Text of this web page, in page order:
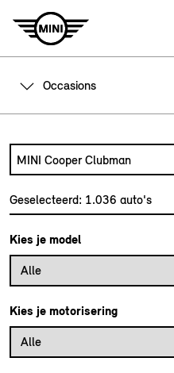
Occasions
Zoek naar een automodel,
Geselecteerd: 1.036 auto's
Kies je model
Alle
Kies je motorisering
Alle